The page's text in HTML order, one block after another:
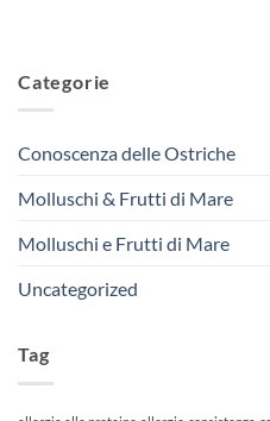
Categorie
Conoscenza delle Ostriche
Molluschi & Frutti di Mare
Molluschi e Frutti di Mare
Uncategorized
Tag